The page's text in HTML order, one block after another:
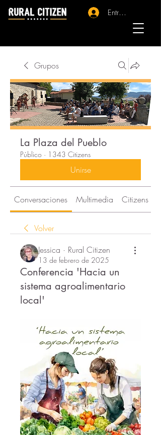
Entrar - Registro
Grupos
La Plaza del Pueblo
Público · 1343 Citizens
Unirse
Conversaciones Multimedia Citizens
Volver
Jessica · Rural Citizen
13 de febrero de 2025
Conferencia 'Hacia un
sistema agroalimentario
local'